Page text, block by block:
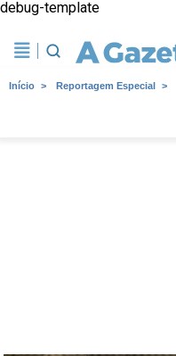
debug-template
Início Reportagem Especial